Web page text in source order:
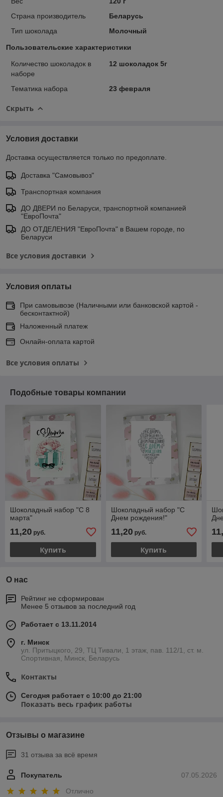
Страна производитель
Беларусь
Тип шоколада
Молочный
Пользовательские характеристики
Количество шоколадок в
наборе
12 шоколадок 5г
Тематика набора 23 февраля
Скрыть
Условия доставки
Доставка осуществляется только по предоплате.
Доставка "Самовывоз"
Транспортная компания
ДО ДВЕРИ по Беларуси, транспортной компанией
"ЕвроПочта"
ДО ОТДЕЛЕНИЯ "ЕвроПочта" в Вашем городе, по
Беларуси
Все условия доставки
Условия оплаты
При самовывозе (Наличными или банковской картой -
бесконтактной)
Наложенный платеж
Онлайн-оплата картой
Все условия оплаты
Подобные товары компании
Шоколадный набор "С 8
марта"
11,20 руб.
Купить
Шоколадный набор "С
Днем рождения!"
11,20руб.
Купить
О нас
Рейтинг не сформирован
Менее 5 отзывов за последний год
Работает с 13.11.2014
г. Минск
ул. Притыцкого, 29, ТЦ Тивали, 1 этаж, пав. 112/1, ст. м.
Спортивная, Минск, Беларусь
Контакты
Сегодня работает с 10:00 до 21:00
Показать весь график работы
Отзывы о магазине
31 отзыва за всё время
07.05.2026
Покупатель
Отлично